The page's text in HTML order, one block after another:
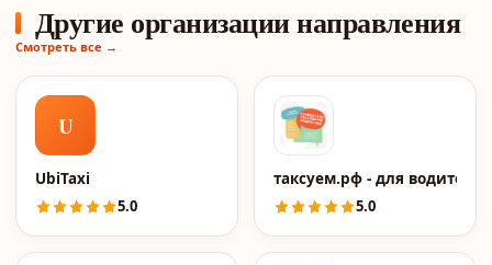
Другие организации направления
Смотреть все →
U
UbiTaxi
5.0
таксуем.рф - для
5.0